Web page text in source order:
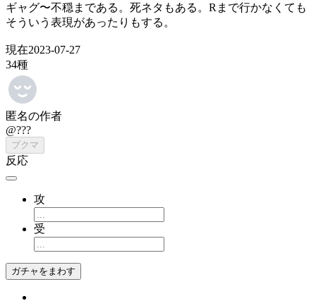
ギャグ〜不穏まである。死ネタもある。Rまで行かなくても
そういう表現があったりもする。
現在2023-07-27
34種
匿名の作者
@???
ブクマ
反応
攻
受
ガチャをまわす